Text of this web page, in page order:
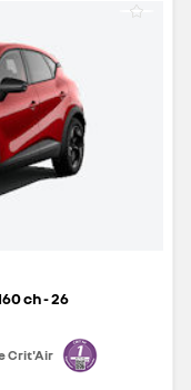
ch - 26
Crit'Air